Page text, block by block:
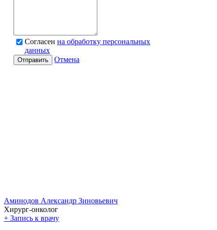
Согласен на обработку персональных
данных
Отправить Отмена
Аминодов Александр Зиновьевич
Хирург-онколог
+ Запись к врачу